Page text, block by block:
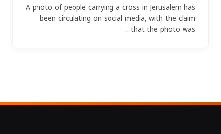
A photo of people carrying a cross in Jerusalem has
been circulating on social media, with the claim
that the photo was…